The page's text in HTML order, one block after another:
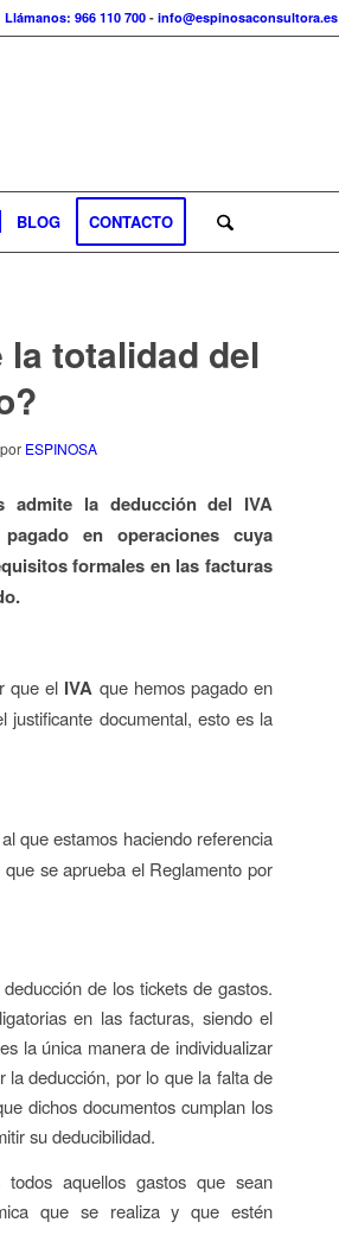
Llámanos: 966 110 700 - info@espinosaconsultora.es
BLOG CONTACTO
totalidad del
por ESPINOSA
admite la deducción del IVA
en operaciones cuya
formales en las facturas
que el IVA que hemos pagado en
justificante documental, esto es la
al que estamos haciendo referencia
se aprueba el Reglamento por
de los tickets de gastos.
en las facturas, siendo el
la única manera de individualizar
la deducción, por lo que la falta de
dichos documentos cumplan los
su deducibilidad.
aquellos gastos que sean
que se realiza y que estén